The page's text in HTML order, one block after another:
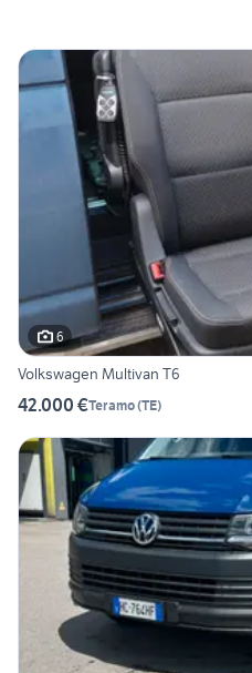
6
Volkswagen Multivan T6
42.000 €Teramo(TE)